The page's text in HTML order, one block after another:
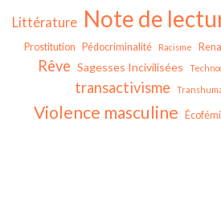
Littérature Note de
Prostitution Pédocriminalité Racisme
Rêve Sagesses Incivilisées
transactivisme
Violence masculine